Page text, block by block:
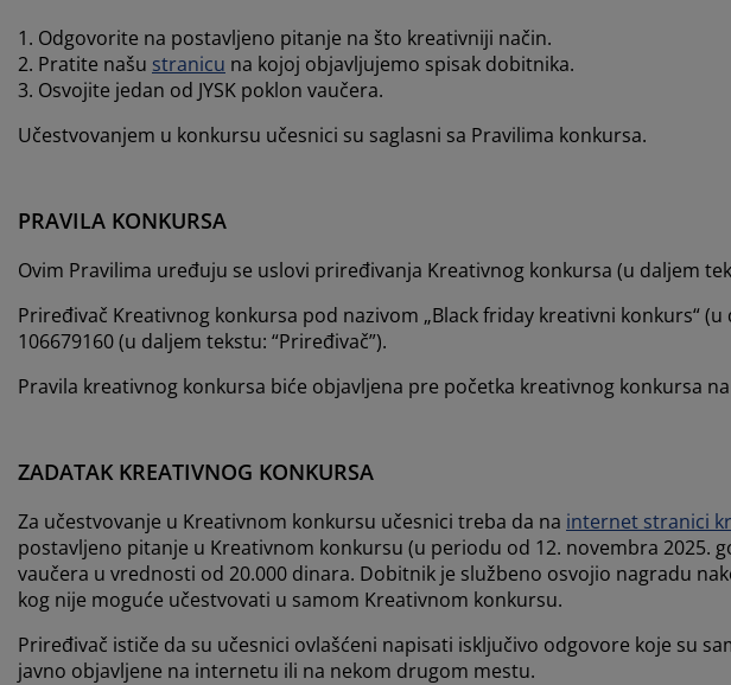
za spavaću sobu
kreveta sa prostorom za odlaganje
soba
1. Odgovorite na postavljeno pitanje na što kreativniji način.
2. Pratite našu stranicu na kojoj objavljujemo spisak dobitnika.
3. Osvojite jedan od JYSK poklon vaučera.
Učestvovanjem u konkursu učesnici su saglasni sa Pravilima konkursa.
PRAVILA KONKURSA
Ovim Pravilima uređuju se uslovi priređivanja Kreativnog konkursa (u daljem
Priređivač Kreativnog konkursa pod nazivom „Black friday kreativni konkurs“
106679160 (u daljem tekstu: “Priređivač”).
Pravila kreativnog konkursa biće objavljena pre početka kreativnog konkursa
ZADATAK KREATIVNOG KONKURSA
Za učestvovanje u Kreativnom konkursu učesnici treba da na internet stranici
postavljeno pitanje u Kreativnom konkursu (u periodu od 12. novembra 2025.
vaučera u vrednosti od 20.000 dinara. Dobitnik je službeno osvojio nagradu
kog nije moguće učestvovati u samom Kreativnom konkursu.
Priređivač ističe da su učesnici ovlašćeni napisati isključivo odgovore koje su
javno objavljene na internetu ili na nekom drugom mestu.